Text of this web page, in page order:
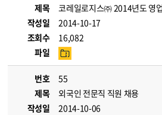
제목
코레일로지스㈜ 2014년도 영
작성일
2014-10-17
조회수
16,082
파일
번호
55
제목
외국인 전문직 직원 채용
작성일
2014-10-06